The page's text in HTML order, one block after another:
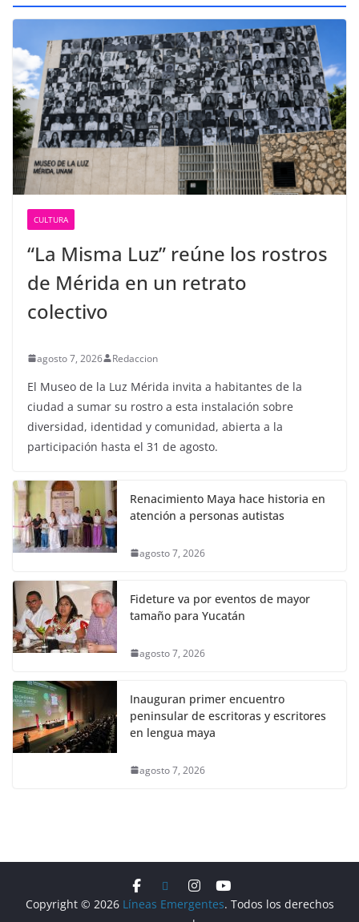
CULTURA
“La Misma Luz” reúne los rostros
de Mérida en un retrato
colectivo
agosto 7, 2026 Redaccion
El Museo de la Luz Mérida invita a habitantes de la
ciudad a sumar su rostro a esta instalación sobre
diversidad, identidad y comunidad, abierta a la
participación hasta el 31 de agosto.
Renacimiento Maya hace historia en
atención a personas autistas
agosto 7, 2026
Fideture va por eventos de mayor
tamaño para Yucatán
agosto 7, 2026
Inauguran primer encuentro
peninsular de escritoras y escritores
en lengua maya
agosto 7, 2026
Copyright © 2026 Líneas Emergentes. Todos los derechos